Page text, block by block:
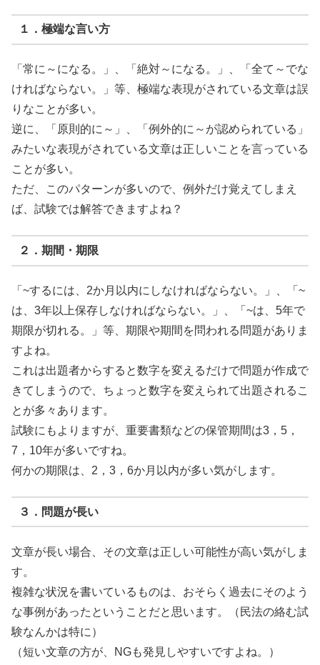
１．極端な言い方
「常に～になる。」、「絶対～になる。」、「全て～でな
ければならない。」等、極端な表現がされている文章は誤
りなことが多い。
逆に、「原則的に～」、「例外的に～が認められている」
みたいな表現がされている文章は正しいことを言っている
ことが多い。
ただ、このパターンが多いので、例外だけ覚えてしまえ
ば、試験では解答できますよね？
２．期間・期限
「~するには、2か月以内にしなければならない。」、「~
は、3年以上保存しなければならない。」、「~は、5年で
期限が切れる。」等、期限や期間を問われる問題がありま
すよね。
これは出題者からすると数字を変えるだけで問題が作成で
きてしまうので、ちょっと数字を変えられて出題されるこ
とが多々あります。
試験にもよりますが、重要書類などの保管期間は3，5，
7，10年が多いですね。
何かの期限は、2，3，6か月以内が多い気がします。
３．問題が長い
文章が長い場合、その文章は正しい可能性が高い気がしま
す。
複雑な状況を書いているものは、おそらく過去にそのよう
な事例があったということだと思います。（民法の絡む試
験なんかは特に）
（短い文章の方が、NGも発見しやすいですよね。）